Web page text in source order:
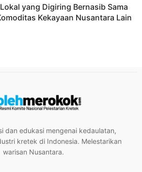
yang Digiring Bernasib Sama
Kekayaan Nusantara Lain
dan edukasi mengenai kedaulatan,
kretek di Indonesia. Melestarikan
warisan Nusantara.